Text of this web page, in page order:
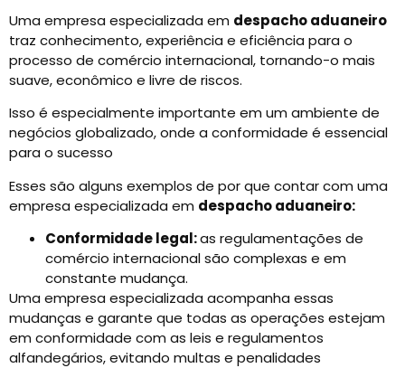
Uma empresa especializada em despacho aduaneiro
traz conhecimento, experiência e eficiência para o
processo de comércio internacional, tornando-o mais
suave, econômico e livre de riscos.
Isso é especialmente importante em um ambiente de
negócios globalizado, onde a conformidade é essencial
para o sucesso
Esses são alguns exemplos de por que contar com uma
empresa especializada em despacho aduaneiro:
Conformidade legal:as regulamentações de
comércio internacional são complexas e em
constante mudança.
Uma empresa especializada acompanha essas
mudanças e garante que todas as operações estejam
em conformidade com as leis e regulamentos
alfandegários, evitando multas e penalidades